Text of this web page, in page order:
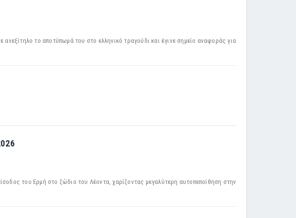
ανεξίτηλο το αποτύπωμά του στο ελληνικό τραγούδι και έγινε σημείο αναφοράς για
του Ερμή στο ζώδιο του Λέοντα, χαρίζοντας μεγαλύτερη αυτοπεποίθηση στην